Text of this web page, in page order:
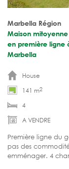
Marbella Région
Maison
en première ligne
Marbella
House
141 m2
4
A VENDRE
Première ligne du
pas des
emménager. 4